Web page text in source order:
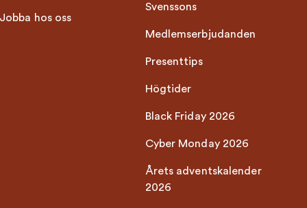
Jobba hos oss
Svenssons
Medlemserbjudanden
Presenttips
Högtider
Black Friday 2026
Cyber Monday 2026
Årets adventskalender
2026